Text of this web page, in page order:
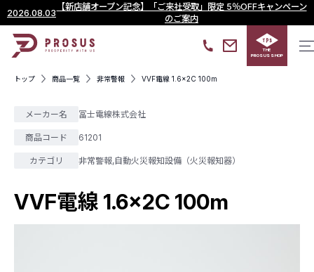
2026.08.03
【新店舗オープン記念】「ご来社受取」限定 5％OFFキャンペーン
のご案内
THE
PROSUS SHOP
トップ 商品一覧 非常警報 VVF電線 1.6×2C 100m
メーカー名 冨士電線株式会社
商品コード 61201
カテゴリ 非常警報,自動火災報知設備（火災報知器）
VVF電線 1.6×2C 100m